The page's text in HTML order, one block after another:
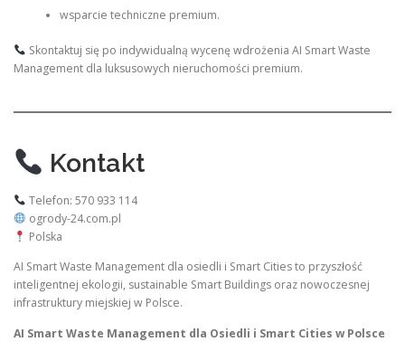
wsparcie techniczne premium.
Skontaktuj się po indywidualną wycenę wdrożenia AI Smart Waste
Management dla luksusowych nieruchomości premium.
Kontakt
Telefon: 570 933 114
ogrody-24.com.pl
Polska
AI Smart Waste Management dla osiedli i Smart Cities to przyszłość
inteligentnej ekologii, sustainable Smart Buildings oraz nowoczesnej
infrastruktury miejskiej w Polsce.
AI Smart Waste Management dla Osiedli i Smart Cities w Polsce